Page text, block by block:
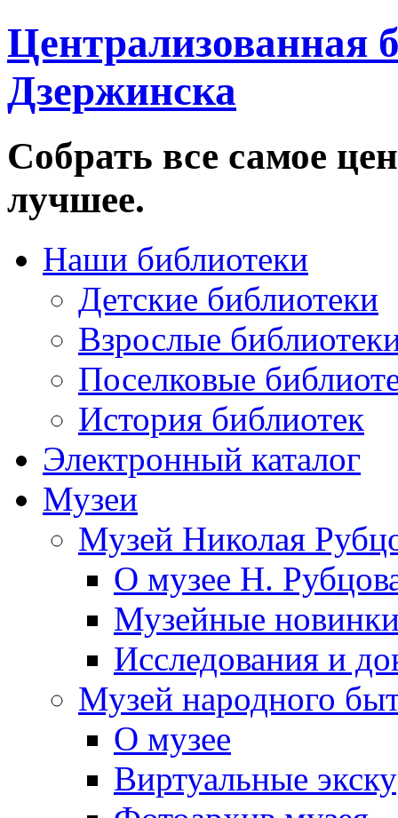
Централизованная
Дзержинска
Собрать все самое
лучшее.
Наши библиотеки
Детские библиотеки
Взрослые
Поселковые
История библиотек
Электронный каталог
Музеи
Музей Николая
О музее Н.
Музейные
Исследования и
Музей народного
О музее
Виртуальные